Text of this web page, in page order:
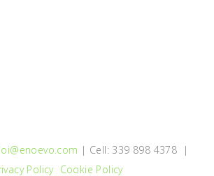
| Cell: 339 898 4378 |
Policy Cookie Policy